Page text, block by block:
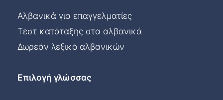
Αλβανικά για επαγγελματίες
Τεστ κατάταξης στα αλβανικά
Δωρεάν λεξικό αλβανικών
Επιλογή γλώσσας